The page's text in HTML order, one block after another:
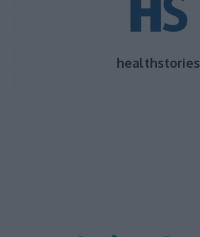
healthstories